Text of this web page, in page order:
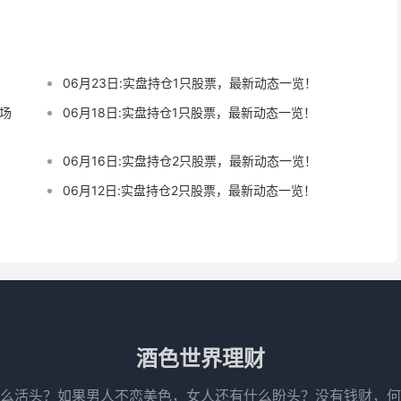
06月23日:实盘持仓1只股票，最新动态一览！
06月18日:实盘持仓1只股票，最新动态一览！
06月16日:实盘持仓2只股票，最新动态一览！
06月12日:实盘持仓2只股票，最新动态一览！
酒色世界理财
活头？如果男人不恋美色，女人还有什么盼头？没有钱财，